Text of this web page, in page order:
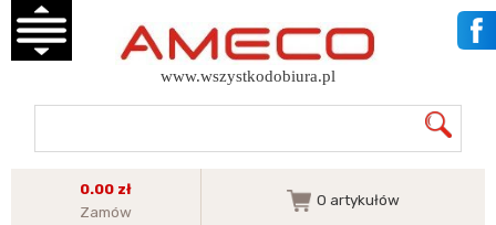
www.wszystkodobiura.pl
0.00 zł
Zamów
0 artykułów